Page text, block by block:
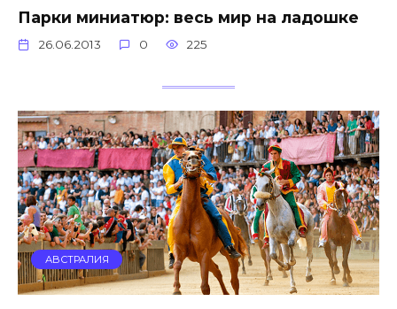
Парки миниатюр: весь мир на ладошке
26.06.2013 0 225
АВСТРАЛИЯ